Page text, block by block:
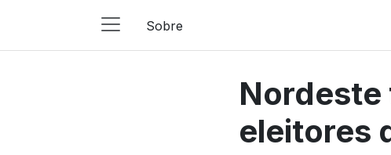
Sobre
Nordeste
eleitores